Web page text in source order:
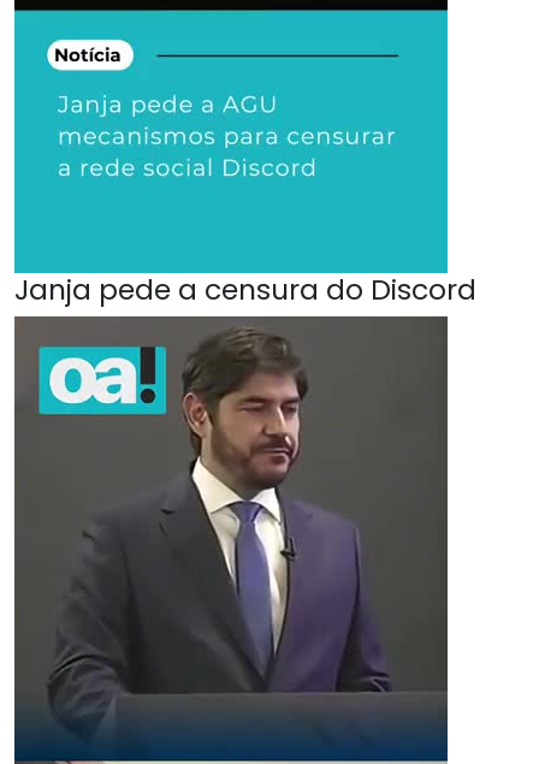
Janja pede a censura do Discord